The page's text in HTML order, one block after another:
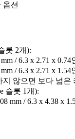
옵션
롯 2개):
/ 6.3 x 2.71 x 0.74
/ 6.3 x 2.71 x 1.54
지 않으면 보다 넓
슬롯 1개):
mm / 6.3 x 4.38 x